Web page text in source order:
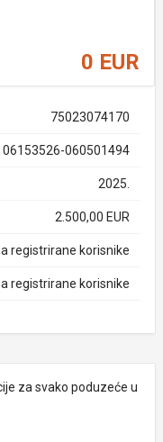
0 EUR
75023074170
06153526-060501494
2025.
2.500,00 EUR
registrirane korisnike
registrirane korisnike
za svako poduzeće u